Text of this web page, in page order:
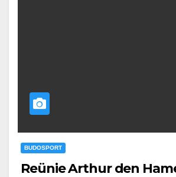
BUDOSPORT
Reünie Arthur den